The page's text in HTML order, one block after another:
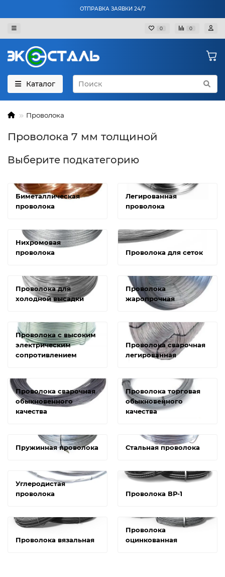
ОТПРАВКА ЗАЯВКИ 24/7
0 0
Каталог
Проволока
Проволока 7 мм толщиной
Выберите подкатегорию
Биметаллическая
проволока
Легированная
проволока
Нихромовая
проволока
Проволока для сеток
Проволока для
холодной высадки
Проволока
жаропрочная
Проволока с высоким
электрическим
сопротивлением
Проволока сварочная
легированная
Проволока сварочная
обыкновенного
качества
Проволока торговая
обыкновенного
качества
Пружинная проволока Стальная проволока
Углеродистая
проволока
Проволока ВР-1
Проволока вязальная
Проволока
оцинкованная